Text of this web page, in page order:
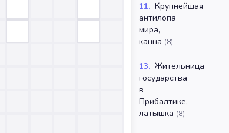
11. Крупнейшая
антилопа
мира,
канна (8)
13. Жительница
государства
в
Прибалтике,
латышка (8)